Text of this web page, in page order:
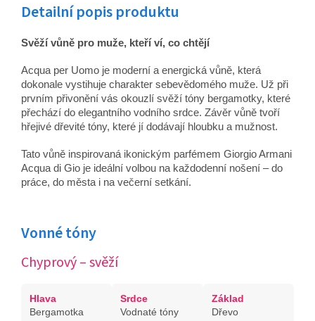
Detailní popis produktu
Svěží vůně pro muže, kteří ví, co chtějí
Acqua per Uomo je moderní a energická vůně, která
dokonale vystihuje charakter sebevědomého muže. Už při
prvním přivonění vás okouzlí svěží tóny bergamotky, které
přechází do elegantního vodního srdce. Závěr vůně tvoří
hřejivé dřevité tóny, které jí dodávají hloubku a mužnost.
Tato vůně inspirovaná ikonickým parfémem Giorgio Armani
Acqua di Gio je ideální volbou na každodenní nošení – do
práce, do města i na večerní setkání.
Vonné tóny
Chyprový – svěží
Hlava
Bergamotka
Srdce
Vodnaté tóny
Základ
Dřevo